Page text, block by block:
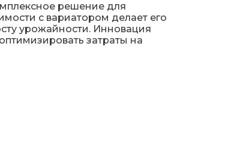
решение для
с вариатором делает его
урожайности. Инновация
затраты на